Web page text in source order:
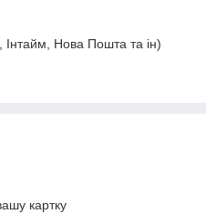
Інтайм, Нова Пошта та ін)
картку